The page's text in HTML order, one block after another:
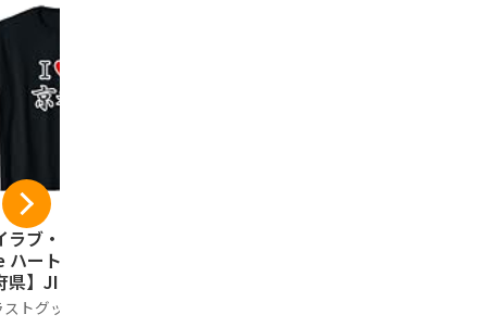
ラブ・京都（I L
ハート）【47都
県】JIMO-T ジ
ィ 地元 お土産
トグッズ工房